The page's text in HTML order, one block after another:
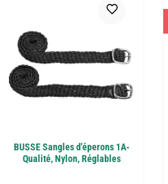
BUSSE Sangles d'éperons 1A-
Qualité, Nylon, Réglables